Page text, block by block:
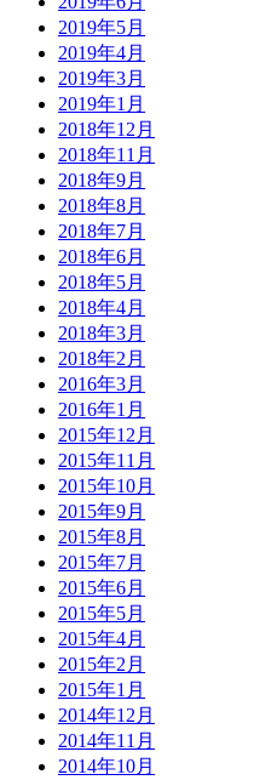
2019年5月
2019年4月
2019年3月
2019年1月
2018年12月
2018年11月
2018年9月
2018年8月
2018年7月
2018年6月
2018年5月
2018年4月
2018年3月
2018年2月
2016年3月
2016年1月
2015年12月
2015年11月
2015年10月
2015年9月
2015年8月
2015年7月
2015年6月
2015年5月
2015年4月
2015年2月
2015年1月
2014年12月
2014年11月
2014年10月